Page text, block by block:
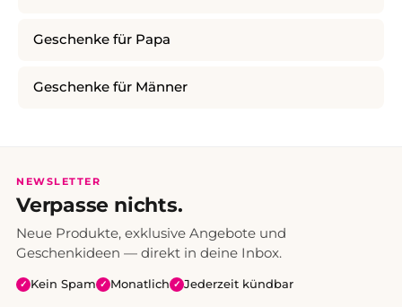
Geschenke für Papa
Geschenke für Männer
NEWSLETTER
Verpasse nichts.
Neue Produkte, exklusive Angebote und
Geschenkideen — direkt in deine Inbox.
✓ Kein Spam ✓ Monatlich ✓ Jederzeit kündbar